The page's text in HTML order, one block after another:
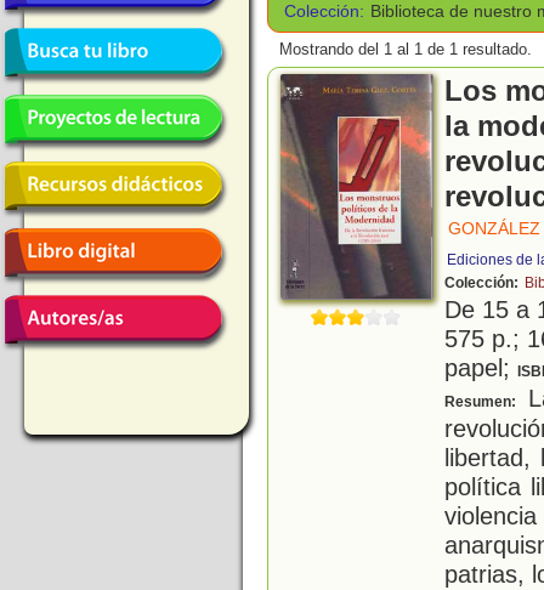
Colección: Biblioteca de nuestro
Mostrando del 1 al 1 de 1 resultado.
Los
la
Ediciones de
Colección:
De 15 a
575 p.;
papel;
Resumen:
libertad,
política
patrias,